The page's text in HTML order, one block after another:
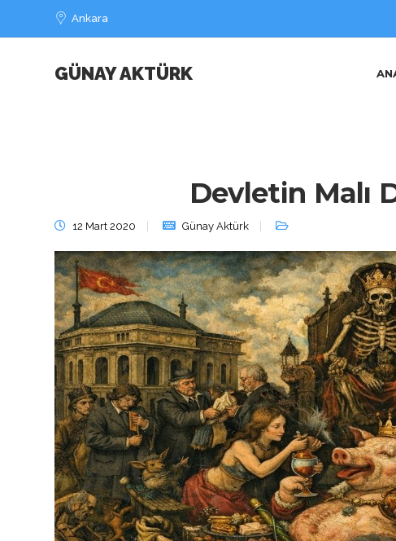
Ankara
GÜNAY AKTÜRK
Devletin Malı
12 Mart 2020 Günay Aktürk